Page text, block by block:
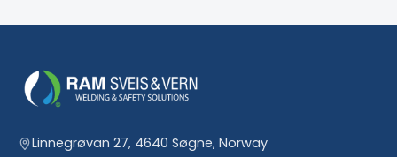
Linnegrøvan 27, 4640 Søgne, Norway